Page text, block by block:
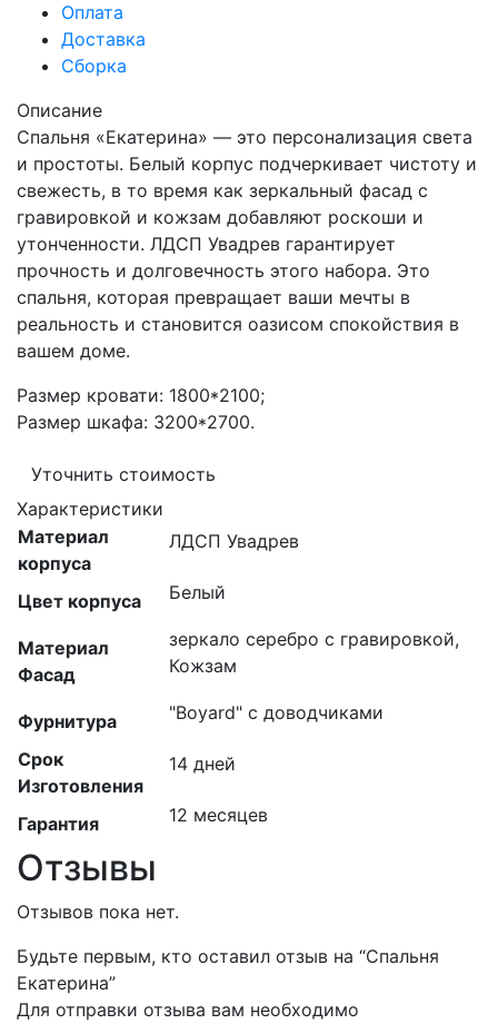
Оплата
Доставка
Сборка
Описание
Спальня «Екатерина» — это персонализация света
и простоты. Белый корпус подчеркивает чистоту и
свежесть, в то время как зеркальный фасад с
гравировкой и кожзам добавляют роскоши и
утонченности. ЛДСП Увадрев гарантирует
прочность и долговечность этого набора. Это
спальня, которая превращает ваши мечты в
реальность и становится оазисом спокойствия в
вашем доме.
Размер кровати: 1800*2100;
Размер шкафа: 3200*2700.
Уточнить стоимость
Характеристики
Материал
корпуса
ЛДСП Увадрев
Цвет корпуса Белый
Материал
Фасад
зеркало серебро с гравировкой,
Кожзам
Фурнитура "Boyard" с доводчиками
Срок
Изготовления
14 дней
Гарантия 12 месяцев
Отзывы
Отзывов пока нет.
Будьте первым, кто оставил отзыв на “Спальня
Екатерина”
Для отправки отзыва вам необходимо